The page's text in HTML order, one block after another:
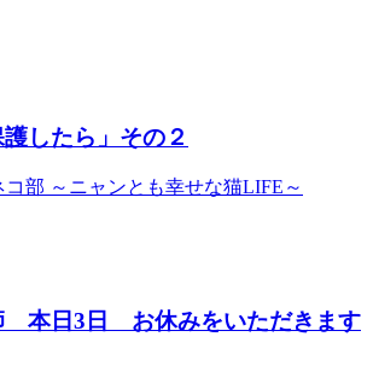
護したら」その２
コ部 ～ニャンとも幸せな猫LIFE～
本日3日 お休みをいただきます